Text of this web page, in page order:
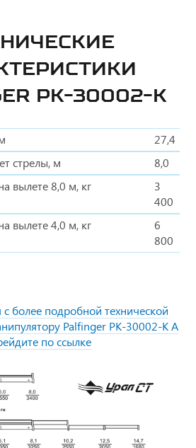
PK-30002-K
27,4
стрелы, м
8,0
вылете 8,0 м, кг
3
400
вылете 4,0 м, кг
6
800
более подробной технической
Palfinger PK-30002-K A
по ссылке